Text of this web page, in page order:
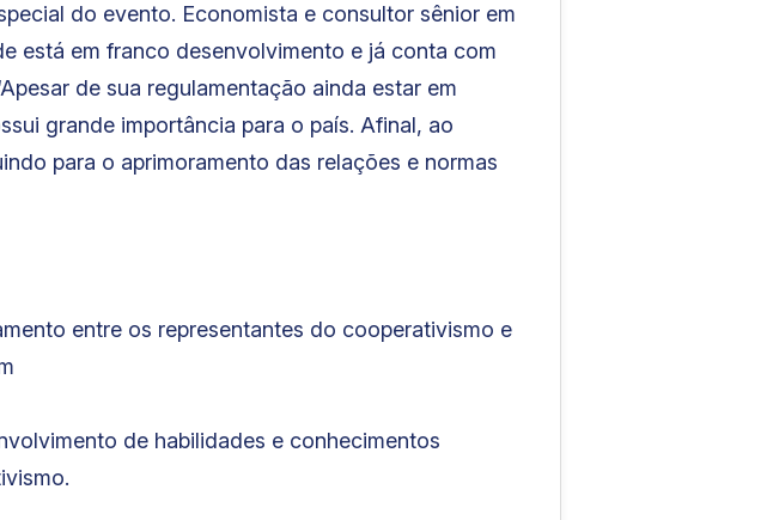
do evento. Economista e consultor sênior em
está em franco desenvolvimento e já conta com
de sua regulamentação ainda estar em
grande importância para o país. Afinal, ao
para o aprimoramento das relações e normas
entre os representantes do cooperativismo e
de habilidades e conhecimentos